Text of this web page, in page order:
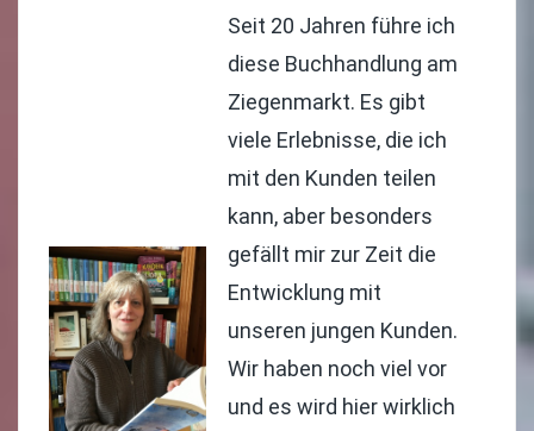
Seit 20 Jahren führe ich
diese Buchhandlung am
Ziegenmarkt. Es gibt
viele Erlebnisse, die ich
mit den Kunden teilen
kann, aber besonders
gefällt mir zur Zeit die
Entwicklung mit
unseren jungen Kunden.
Wir haben noch viel vor
und es wird hier wirklich